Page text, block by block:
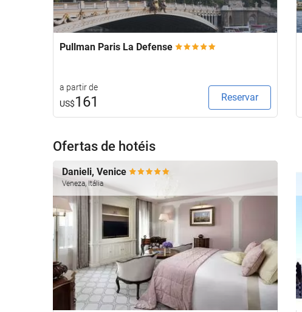
Pullman Paris La Defense
a partir de
US$161 Reservar
Ofertas de hotéis
Danieli, Venice
Veneza, Itália